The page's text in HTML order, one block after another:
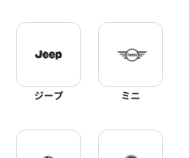
ジープ ミニ